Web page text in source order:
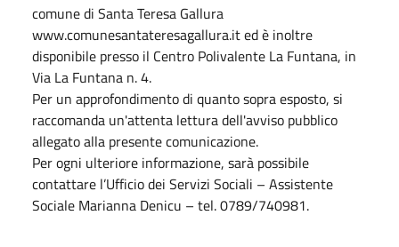
comune di Santa Teresa Gallura
www.comunesantateresagallura.it ed è inoltre
disponibile presso il Centro Polivalente La Funtana, in
Via La Funtana n. 4.
Per un approfondimento di quanto sopra esposto, si
raccomanda un'attenta lettura dell'avviso pubblico
allegato alla presente comunicazione.
Per ogni ulteriore informazione, sarà possibile
contattare l’Ufficio dei Servizi Sociali – Assistente
Sociale Marianna Denicu – tel. 0789/740981.